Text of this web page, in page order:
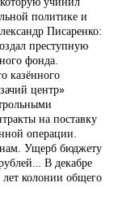
политике и
Писаренко:
преступную
фонда.
казённого
центр»
на поставку
операции.
Ущерб бюджету
В декабре
колонии общего